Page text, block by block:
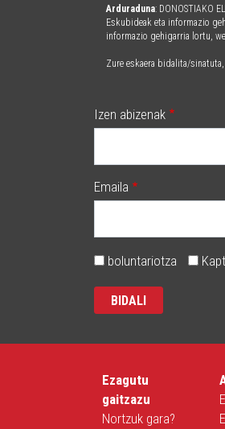
Arduraduna: DONOSTIAKO
Eskubideak eta informazio
informazio gehigarria lortu,
Zure eskaera bidalita/
Izen abizenak
Emaila
boluntariotza
Ezagutu
gaitzazu
Nortzuk gara?